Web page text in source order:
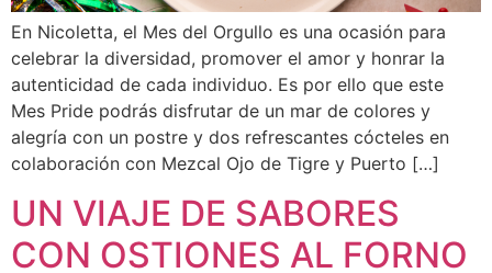
En Nicoletta, el Mes del Orgullo es una ocasión para
celebrar la diversidad, promover el amor y honrar la
autenticidad de cada individuo. Es por ello que este
Mes Pride podrás disfrutar de un mar de colores y
alegría con un postre y dos refrescantes cócteles en
colaboración con Mezcal Ojo de Tigre y Puerto […]
UN VIAJE DE SABORES
CON OSTIONES AL FORNO